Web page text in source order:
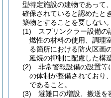
型特定施設の建物であって
確保されていると認めたと
築物とすることを要しない。
(1)
スプリンクラー設備
燃性の材料の使用、調理
る箇所における防火区画
延焼の抑制に配慮した構
(2)
非常警報設備の設置等
の体制が整備されており
であること。
(3)
避難口の増設、搬送を